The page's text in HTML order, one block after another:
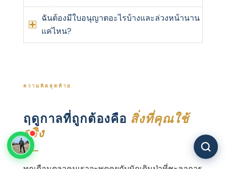
ฉันต้องมีใบอนุญาตอะไรบ้างและล่วงหน้านาน
แค่ไหน?
ความคิดสุดท้าย
ฤดูกาลที่ถูกต้องคือ สิ่งที่คุณใช้
จริง